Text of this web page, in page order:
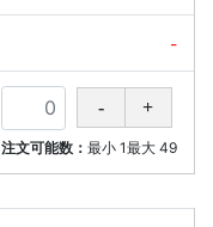
-
注文可能数： 最小 1最大 49